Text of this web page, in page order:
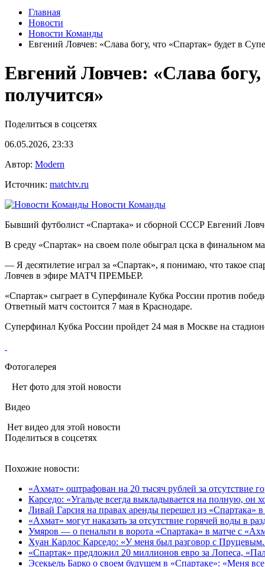
Главная
Новости
Новости Команды
Евгений Ловчев: «Слава богу, что «Спартак» будет в
Евгений Ловчев: «Слава
получится»
Поделиться в соцсетях
06.05.2026, 23:33
Автор: Modern
Источник: matchtv.ru
Новости Команды
Бывший футболист «Спартака» и сборной СССР Евгений
В среду «Спартак» на своем поле обыграл цска в финальном
— Я десятилетие играл за «Спартак», я понимаю, что такое
Ловчев в эфире МАТЧ ПРЕМЬЕР.
«Спартак» сыграет в Суперфинале Кубка России против
Ответный матч состоится 7 мая в Краснодаре.
Суперфинал Кубка России пройдет 24 мая в Москве на
Фотогалерея
Нет фото для этой новости
Видео
Нет видео для этой новости
Поделиться в соцсетях
Похожие новости:
«Ахмат» оштрафован на 20 тысяч рублей за отсутствие
Карседо: «Угальде всегда выкладывается на полную, он
Ливай Гарсия на правах аренды перешел из «Спартака»
«Ахмат» могут наказать за отсутствие горячей воды в
Умяров — о пенальти в ворота «Спартака» в матче с
Хуан Карлос Карседо: «У меня был разговор с
«Спартак» предложил 20 миллионов евро за Лопеса,
Эсекьель Барко о своем будущем в «Спартаке»: «Меня